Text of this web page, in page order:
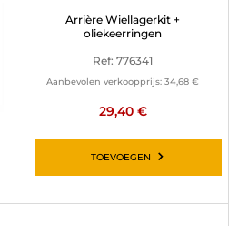
Arrière Wiellagerkit +
oliekeerringen
Ref: 776341
Aanbevolen verkoopprijs: 34,68 €
29,40 €
TOEVOEGEN